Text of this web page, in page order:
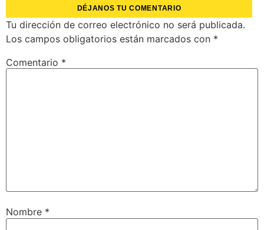
DÉJANOS TU COMENTARIO
Tu dirección de correo electrónico no será publicada.
Los campos obligatorios están marcados con *
Comentario *
Nombre *